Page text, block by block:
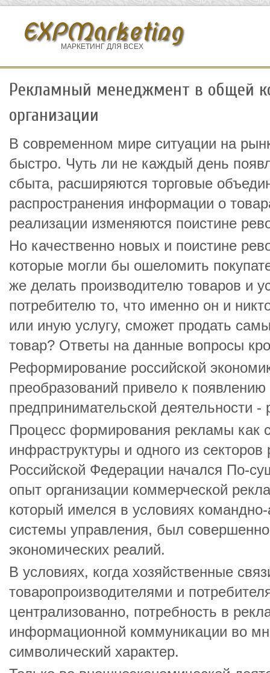
EXPMarketing
МАРКЕТИНГ ДЛЯ ВСЕХ
Рекламный менеджмент в общей
организации
В современном мире ситуации на
быстро. Чуть ли не каждый день
сбыта, расширяются торговые
распространения информации о
реализации изменяются поистине
Но качественно новых и поистине
которые могли бы ошеломить
же делать производителю товаров и
потребителю то, что именно он и
или иную услугу, сможет продать
товар? Ответы на данные вопросы
Реформирование российской
преобразований привело к появлению
предпринимательской деятельности -
Процесс формирования рекламы как
инфраструктуры и одного из
Российской Федерации начался По-
опыт организации коммерческой
который имелся в условиях
системы управления, был
экономических реалий.
В условиях, когда хозяйственные
товаропроизводителями и
централизованно, потребность в
информационной коммуникации во
символический характер.